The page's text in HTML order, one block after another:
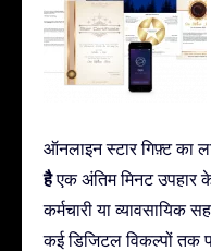
ऑनलाइन स्टार गिफ़्ट का
हैएक अंतिम मिनट उपहार
कर्मचारी या व्यावसायिक
कई डिजिटल विकल्पों तक